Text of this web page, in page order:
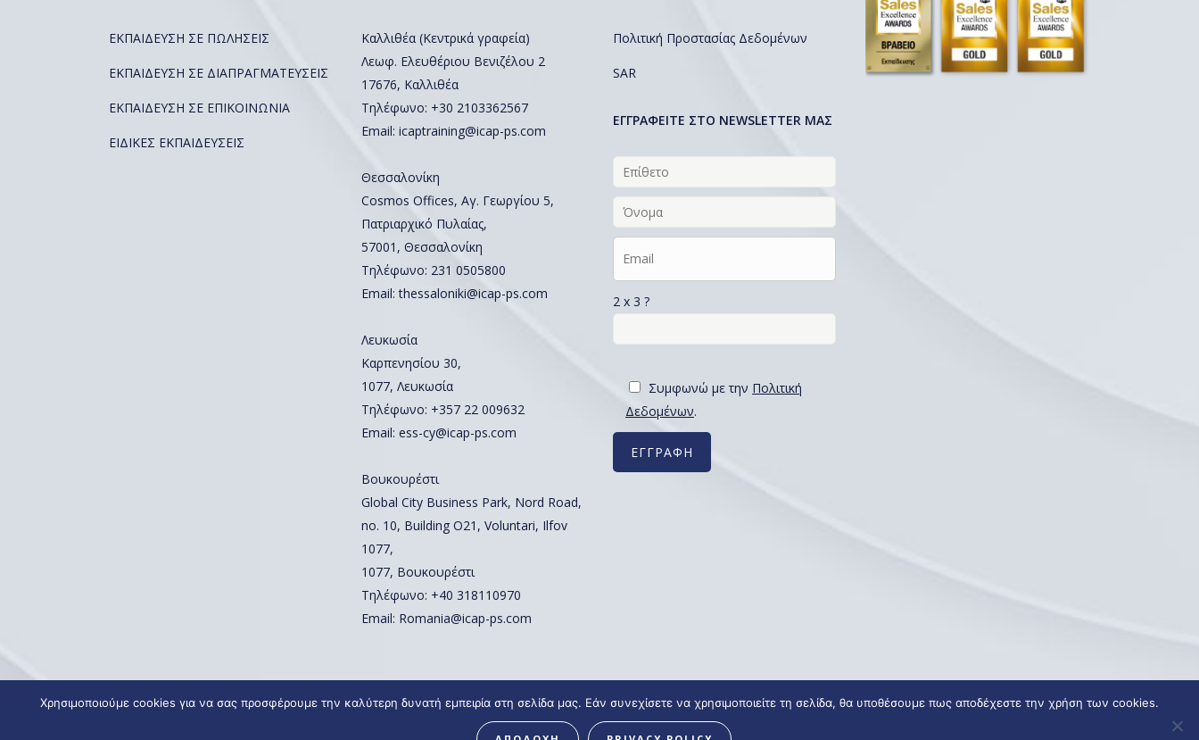
ΕΚΠΑΙΔΕΥΣΗ ΣΕ ΠΩΛΗΣΕΙΣ
ΕΚΠΑΙΔΕΥΣΗ ΣΕ ΔΙΑΠΡΑΓΜΑΤΕΥΣΕΙΣ
ΕΚΠΑΙΔΕΥΣΗ ΣΕ ΕΠΙΚΟΙΝΩΝΙΑ
ΕΙΔΙΚΕΣ ΕΚΠΑΙΔΕΥΣΕΙΣ
Καλλιθέα (Κεντρικά γραφεία)
Λεωφ. Ελευθέριου Βενιζέλου 2
17676, Καλλιθέα
Τηλέφωνο: +30 2103362567
Email: icaptraining@icap-ps.com
Θεσσαλονίκη
Cosmos Offices, Αγ. Γεωργίου 5,
Πατριαρχικό Πυλαίας,
57001, Θεσσαλονίκη
Τηλέφωνο: 231 0505800
Email:thessaloniki@icap-ps.com
Λευκωσία
Καρπενησίου 30,
1077, Λευκωσία
Τηλέφωνο: +357 22 009632
Email: ess-cy@icap-ps.com
Βουκουρέστι
Global City Business Park, Nord Road,
no. 10, Building O21, Voluntari, Ilfov
1077,
1077, Βουκουρέστι
Τηλέφωνο: +40 318110970
Email: Romania@icap-ps.com
Πολιτική Προστασίας Δεδομένων
SAR
EΓΓΡΑΦΕΙΤΕ ΣΤΟ NEWSLETTER ΜΑΣ
2 x 3 ?
Συμφωνώ με την Πολιτική
Δεδομένων.
Χρησιμοποιούμε cookies για να σας προσφέρουμε την καλύτερη δυνατή εμπειρία στη σελίδα μας. Εάν συνεχίσετε να χρησιμοποιείτε τη σελίδα, θα υποθέσουμε πως αποδέχεστε την χρήση των cookies.